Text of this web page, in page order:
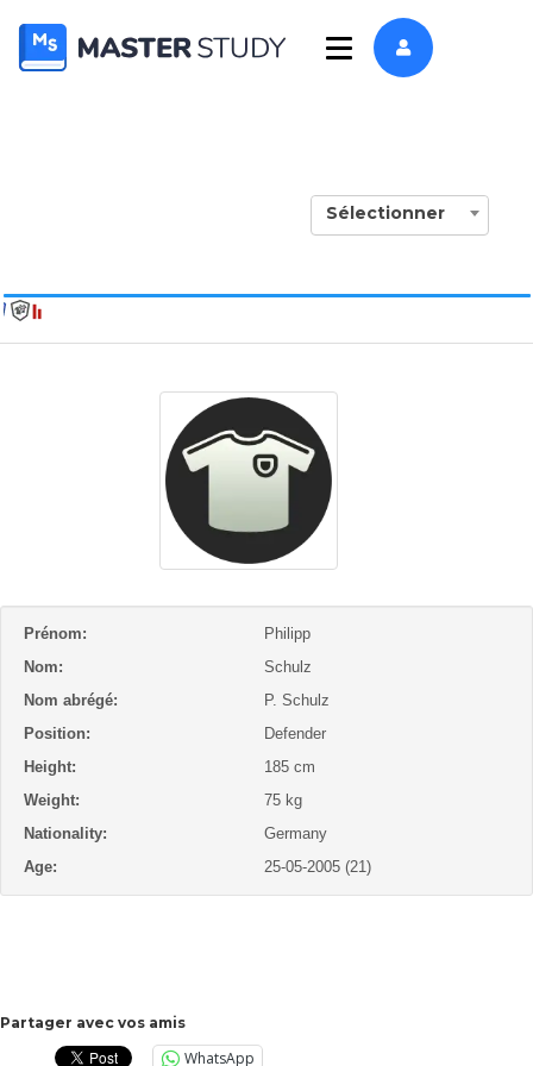
Sélectionner
Prénom:
Philipp
Nom:
Schulz
Nom abrégé:
P. Schulz
Position:
Defender
Height:
185 cm
Weight:
75 kg
Nationality:
Germany
Age:
25-05-2005 (21)
Partager avec vos amis
WhatsApp